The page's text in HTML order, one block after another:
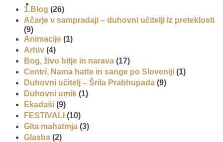
1.Blog (26)
Ačarje v sampradaji – duhovni učitelji iz preteklosti
(9)
Animacije (1)
Arhiv (4)
Bog, živo bitje in narava (17)
Centri, Nama hatte in sange po Sloveniji (1)
Duhovni učitelj – Šrila Prabhupada (9)
Duhovni umik (1)
Ekadaši (9)
FESTIVALI (10)
Gita mahatmja (3)
Glasba (2)